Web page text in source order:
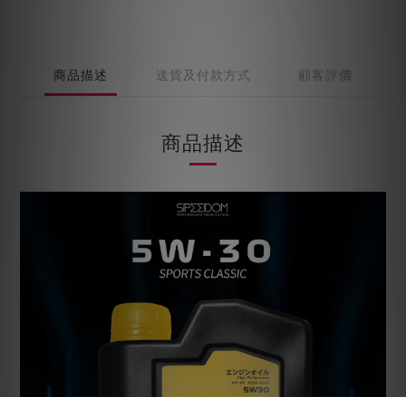
商品描述 送貨及付款方式 顧客評價
商品描述